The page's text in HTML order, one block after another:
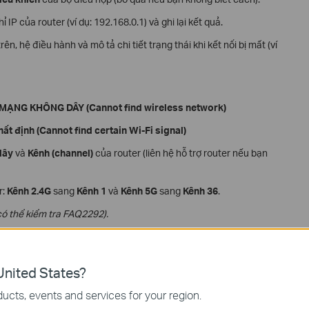
IP của router (ví dụ: 192.168.0.1) và ghi lại kết quả.
hệ điều hành và mô tả chi tiết trạng thái khi kết nối bị mất (ví
KHÔNG DÂY (Cannot find wireless network)
định (Cannot find certain Wi-Fi signal)
và Kênh (channel)của router (liên hệ hỗ trợ router nếu bạn
Kênh 2.4Gsang Kênh 1 và Kênh 5Gsang Kênh 36.
thể kiểm tra FAQ2292).
States?
events and services for your region.